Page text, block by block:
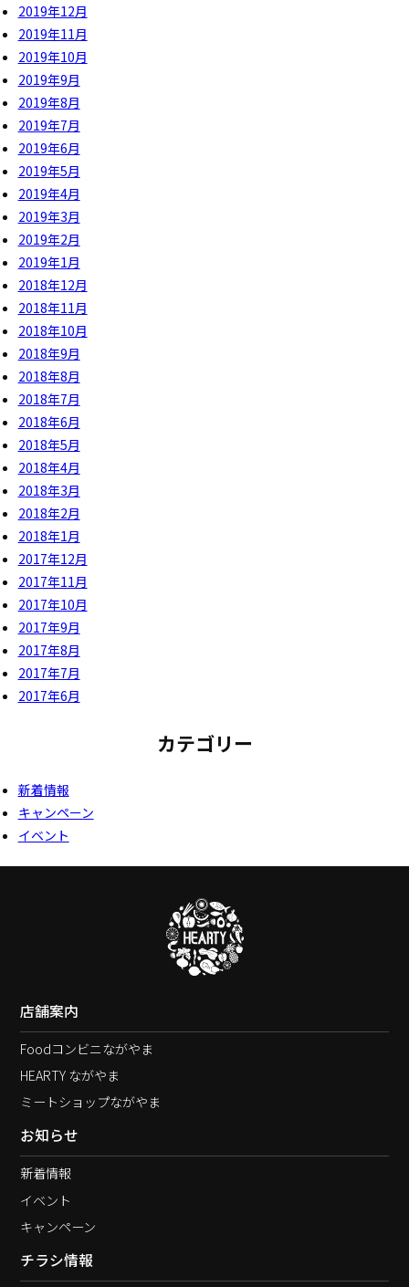
2019年12月
2019年11月
2019年10月
2019年9月
2019年8月
2019年7月
2019年6月
2019年5月
2019年4月
2019年3月
2019年2月
2019年1月
2018年12月
2018年11月
2018年10月
2018年9月
2018年8月
2018年7月
2018年6月
2018年5月
2018年4月
2018年3月
2018年2月
2018年1月
2017年12月
2017年11月
2017年10月
2017年9月
2017年8月
2017年7月
2017年6月
カテゴリー
新着情報
キャンペーン
イベント
店舗案内
Foodコンビニながやま
HEARTY ながやま
ミートショップながやま
お知らせ
新着情報
イベント
キャンペーン
チラシ情報